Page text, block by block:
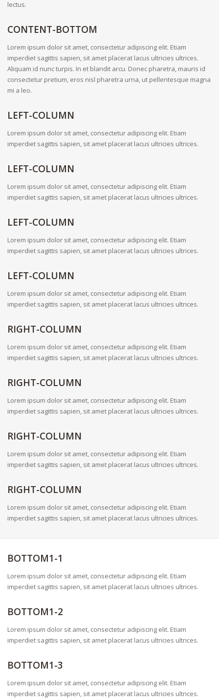
lectus.
CONTENT-BOTTOM
Lorem ipsum dolor sit amet, consectetur adipiscing elit. Etiam
imperdiet sagittis sapien, sit amet placerat lacus ultricies ultrices.
Aliquam id nunc turpis. In et blandit arcu. Donec pharetra, mauris id
consectetur pretium, eros nisl pharetra urna, ut pellentesque magna
mi a leo.
LEFT-COLUMN
Lorem ipsum dolor sit amet, consectetur adipiscing elit. Etiam
imperdiet sagittis sapien, sit amet placerat lacus ultricies ultrices.
LEFT-COLUMN
Lorem ipsum dolor sit amet, consectetur adipiscing elit. Etiam
imperdiet sagittis sapien, sit amet placerat lacus ultricies ultrices.
LEFT-COLUMN
Lorem ipsum dolor sit amet, consectetur adipiscing elit. Etiam
imperdiet sagittis sapien, sit amet placerat lacus ultricies ultrices.
LEFT-COLUMN
Lorem ipsum dolor sit amet, consectetur adipiscing elit. Etiam
imperdiet sagittis sapien, sit amet placerat lacus ultricies ultrices.
RIGHT-COLUMN
Lorem ipsum dolor sit amet, consectetur adipiscing elit. Etiam
imperdiet sagittis sapien, sit amet placerat lacus ultricies ultrices.
RIGHT-COLUMN
Lorem ipsum dolor sit amet, consectetur adipiscing elit. Etiam
imperdiet sagittis sapien, sit amet placerat lacus ultricies ultrices.
RIGHT-COLUMN
Lorem ipsum dolor sit amet, consectetur adipiscing elit. Etiam
imperdiet sagittis sapien, sit amet placerat lacus ultricies ultrices.
RIGHT-COLUMN
Lorem ipsum dolor sit amet, consectetur adipiscing elit. Etiam
imperdiet sagittis sapien, sit amet placerat lacus ultricies ultrices.
BOTTOM1-1
Lorem ipsum dolor sit amet, consectetur adipiscing elit. Etiam
imperdiet sagittis sapien, sit amet placerat lacus ultricies ultrices.
BOTTOM1-2
Lorem ipsum dolor sit amet, consectetur adipiscing elit. Etiam
imperdiet sagittis sapien, sit amet placerat lacus ultricies ultrices.
BOTTOM1-3
Lorem ipsum dolor sit amet, consectetur adipiscing elit. Etiam
imperdiet sagittis sapien, sit amet placerat lacus ultricies ultrices.